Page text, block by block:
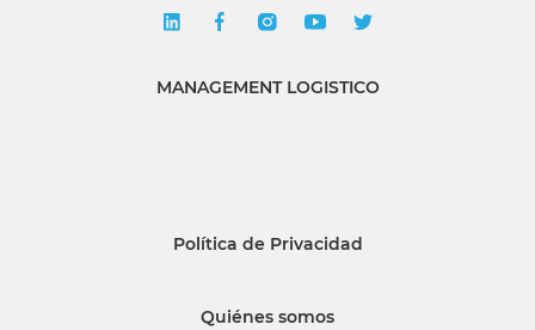
MANAGEMENT LOGISTICO
Política de Privacidad
Quiénes somos